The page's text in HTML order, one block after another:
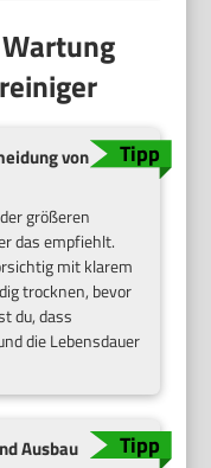
von
größeren
das empfiehlt.
mit klarem
trocknen, bevor
du, dass
die Lebensdauer
Ausbau